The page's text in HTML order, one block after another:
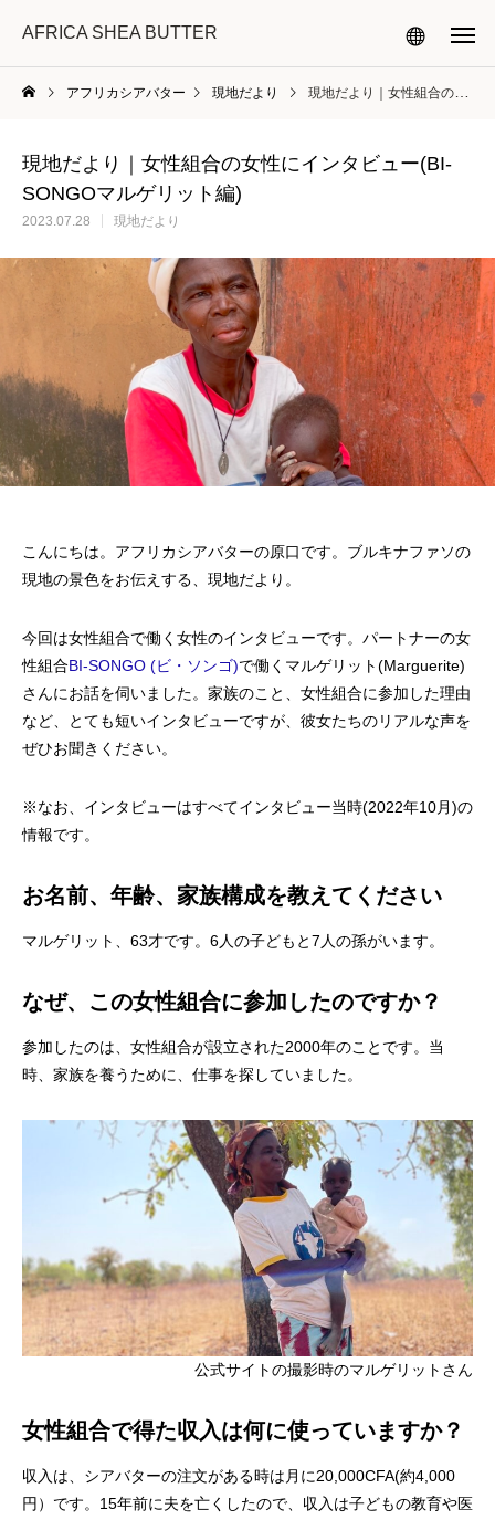
AFRICA SHEA BUTTER
アフリカシアバター 現地だより 現地だより｜女性組合の女性にインタビュー(BI-SONGOマルゲリット編)
現地だより｜女性組合の女性にインタビュー(BI-
SONGOマルゲリット編)
2023.07.28 現地だより
こんにちは。アフリカシアバターの原口です。ブルキナファソの
現地の景色をお伝えする、現地だより。
今回は女性組合で働く女性のインタビューです。パートナーの女
性組合BI-SONGO (ビ・ソンゴ)で働くマルゲリット(Marguerite)
さんにお話を伺いました。家族のこと、女性組合に参加した理由
など、とても短いインタビューですが、彼女たちのリアルな声を
ぜひお聞きください。
※なお、インタビューはすべてインタビュー当時(2022年10月)の
情報です。
お名前、年齢、家族構成を教えてください
マルゲリット、63才です。6人の子どもと7人の孫がいます。
なぜ、この女性組合に参加したのですか？
参加したのは、女性組合が設立された2000年のことです。当
時、家族を養うために、仕事を探していました。
公式サイトの撮影時のマルゲリットさん
女性組合で得た収入は何に使っていますか？
収入は、シアバターの注文がある時は月に20,000CFA(約4,000
円）です。15年前に夫を亡くしたので、収入は子どもの教育や医